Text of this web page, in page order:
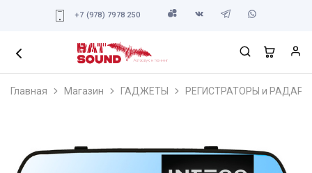
+7 (978) 7978 250
Главная Магазин ГАДЖЕТЫ РЕГИСТРАТОРЫ и РАДАРЫ